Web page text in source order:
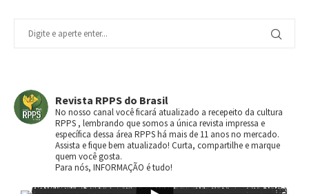
Revista RPPS do Brasil
No nosso canal você ficará atualizado a recepeito da cultura
RPPS , lembrando que somos a única revista impressa e
específica dessa área RPPS há mais de 11 anos no mercado.
Assista e fique bem atualizado! Curta, compartilhe e marque
quem você gosta.
Para nós, INFORMAÇÃO é tudo!